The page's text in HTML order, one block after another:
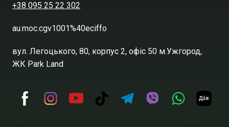
+38 095 25 22 302
au.moc.cgv1001%40eciffo
вул. Легоцького, 80, корпус 2, офіс 50 м.Ужгород,
ЖК Park Land